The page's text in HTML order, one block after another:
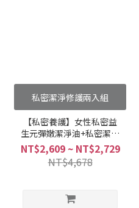
私密潔淨修護兩入組
【私密養護】女性私密益
生元彈嫩潔淨油+私密潔淨
凝露 (2+1組合)
NT$2,609 ~ NT$2,729
NT$4,678